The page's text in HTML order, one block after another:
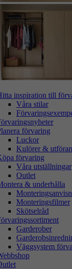
inspiration till
Våra stilar
förvaring
Luckor
Kulörer &
förvaring
Våra utställningar
Outlet
& underhålla
Monteringsfilmer
Skötselråd
Garderober
Väggsystem